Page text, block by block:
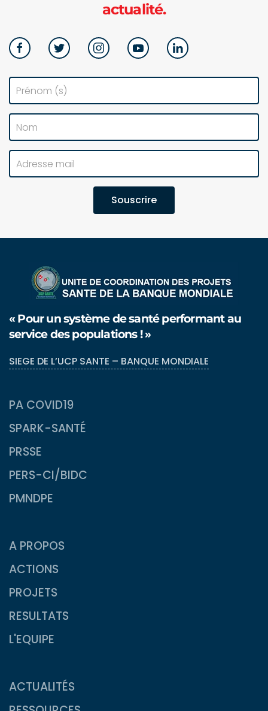
actualité.
Souscrire
« Pour un système de santé performant au
service des populations ! »
SIEGE DE L’UCP SANTE – BANQUE MONDIALE
PA COVID19
SPARK-SANTÉ
PRSSE
PERS-CI/BIDC
PMNDPE
A PROPOS
ACTIONS
PROJETS
RESULTATS
L'EQUIPE
ACTUALITÉS